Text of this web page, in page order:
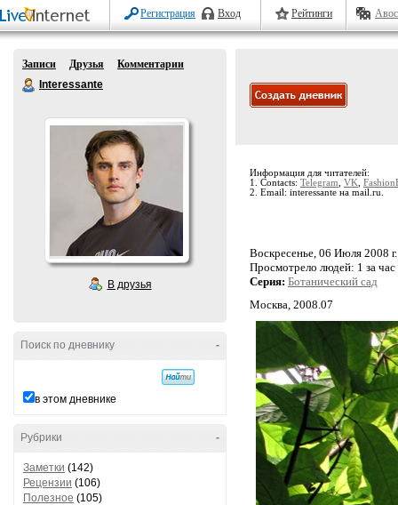
Регистрация Вход Рейтинги
Записи Друзья
Комментарии
Interessante
В друзья
-
Поиск по дневнику
в этом дневнике
-
Рубрики
Заметки (142)
Рецензии (106)
Полезное (105)
Информация для читателей:
1. Contacts: Telegram VK
2. Email: interessante на mail.ru.
Воскресенье, 06 Июля 2008
Просмотрело людей: 1 за
Серия: Ботанический сад
Москва, 2008.07